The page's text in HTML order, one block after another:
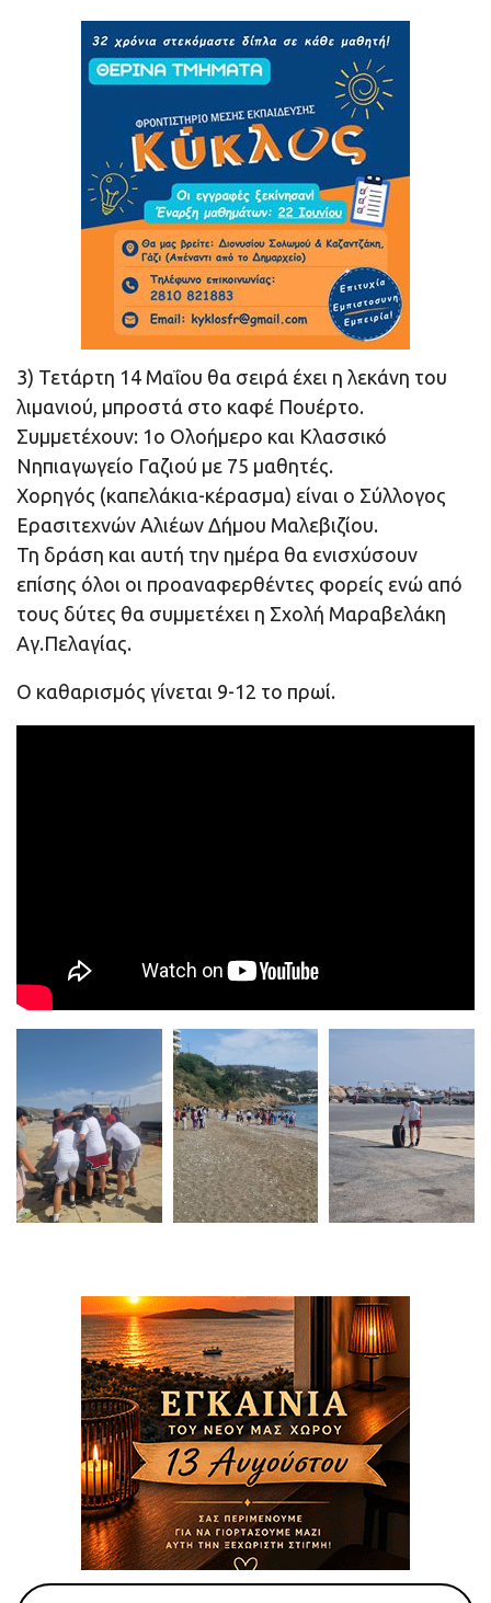
3) Τετάρτη 14 Μαΐου θα σειρά έχει η λεκάνη του
λιμανιού, μπροστά στο καφέ Πουέρτο.
Συμμετέχουν: 1ο Ολοήμερο και Κλασσικό
Νηπιαγωγείο Γαζιού με 75 μαθητές.
Χορηγός (καπελάκια-κέρασμα) είναι ο Σύλλογος
Ερασιτεχνών Αλιέων Δήμου Μαλεβιζίου.
Τη δράση και αυτή την ημέρα θα ενισχύσουν
επίσης όλοι οι προαναφερθέντες φορείς ενώ από
τους δύτες θα συμμετέχει η Σχολή Μαραβελάκη
Αγ.Πελαγίας.
Ο καθαρισμός γίνεται 9-12 το πρωί.